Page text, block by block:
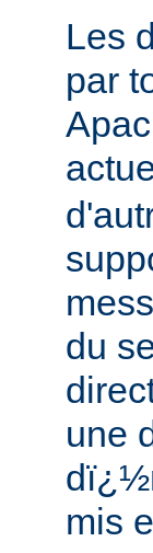
Les
par
du
une
mis